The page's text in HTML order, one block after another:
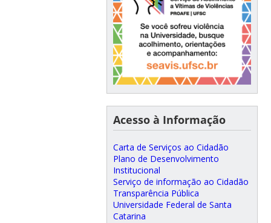
Acesso à Informação
Carta de Serviços ao Cidadão
Plano de Desenvolvimento
Institucional
Serviço de informação ao Cidadão
Transparência Pública
Universidade Federal de Santa
Catarina